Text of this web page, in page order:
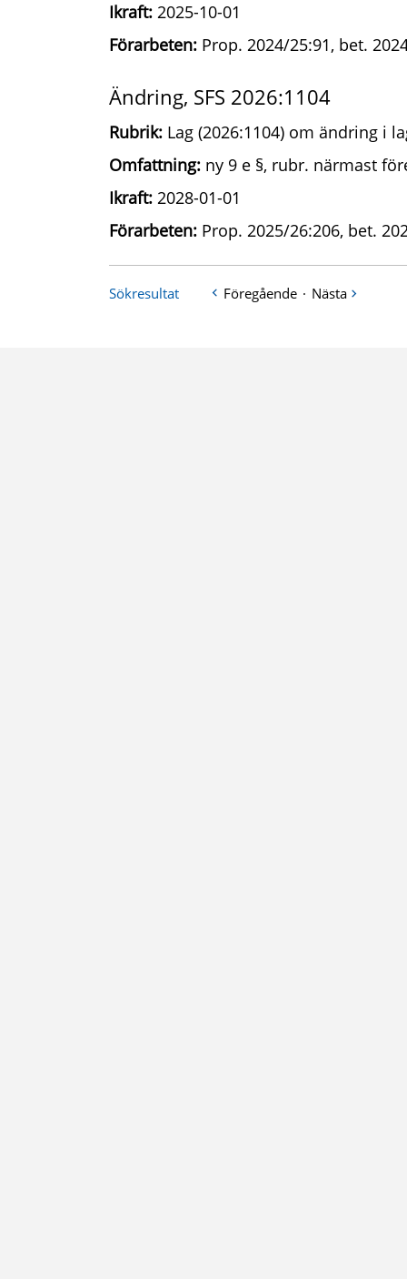
Ikraft: 2025-10-01
Förarbeten: Prop. 2024/25:91, bet.
Ändring, SFS 2026:1104
Rubrik: Lag (2026:1104) om ändring i
Omfattning: ny 9 e §, rubr. närmast
Ikraft: 2028-01-01
Förarbeten: Prop. 2025/26:206, bet.
Sökresultat Föregående · Nästa